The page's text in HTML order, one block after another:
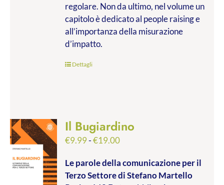
regolare. Non da ultimo, nel volume un
capitolo è dedicato al people raising e
all’importanza della misurazione
d’impatto.
Dettagli
Il Bugiardino
€9.99-€19.00Fascia
prezzo:
da
Le parole della comunicazione per il
Terzo Settoredi Stefano Martello